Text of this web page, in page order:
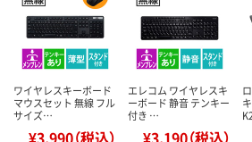
ワイヤレスキーボード
マウスセット 無線 フル
サイズ…
¥3,990（税込）
エレコム ワイヤレスキ
ーボード 静音 テンキー
付き …
¥3,190（税込）